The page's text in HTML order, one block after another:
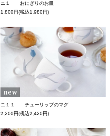
ニ１ おにぎりのお皿
1,800円(税込1,980円)
ニ１１ チューリップのマグ
2,200円(税込2,420円)